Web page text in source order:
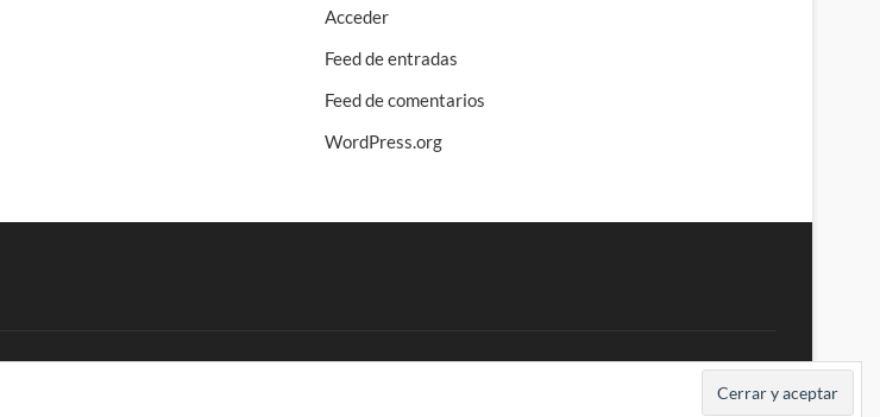
Acceder
Feed de entradas
Feed de comentarios
WordPress.org